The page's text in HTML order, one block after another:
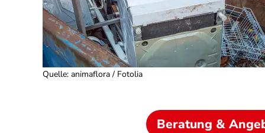
Quelle: animaflora / Fotolia
Beratung &